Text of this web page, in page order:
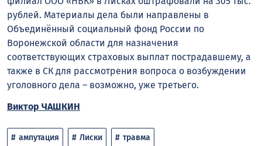
рублей. Материалы дела были направлены в
Объединённый социальный фонд России по
Воронежской области для назначения
соответствующих страховых выплат пострадавшему, а
также в СК для рассмотрения вопроса о возбуждении
уголовного дела – возможно, уже третьего.
Виктор ЧАШКИН
ампутация Лиски травма